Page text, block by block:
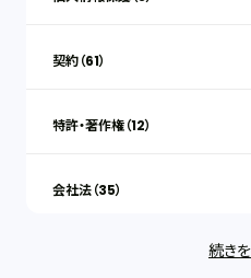
契約（61）
特許・著作権（12）
会社法（35）
続き